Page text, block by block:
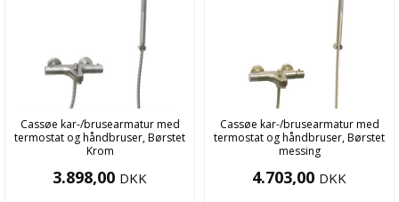
Cassøe kar-/brusearmatur med
termostat og håndbruser, Børstet
Krom
3.898,00 DKK
Cassøe kar-/brusearmatur med
termostat og håndbruser, Børstet
messing
4.703,00 DKK